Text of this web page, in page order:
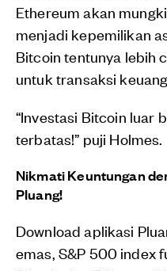
Ethereum akan
menjadi kepemilikan
Bitcoin tentunya lebih
untuk transaksi
“Investasi Bitcoin luar
terbatas!” puji Holmes.
Nikmati Keuntungan
Pluang!
Download aplikasi
emas, S&P 500 index